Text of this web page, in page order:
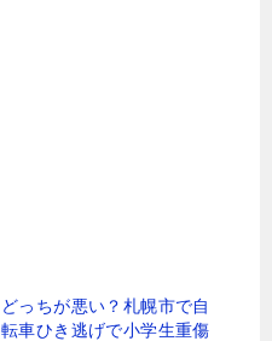
どっちが悪い？札幌市で自
転車ひき逃げで小学生重傷